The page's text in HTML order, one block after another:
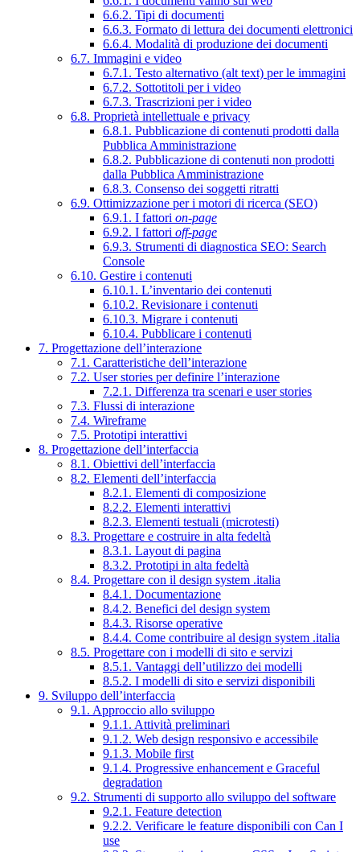
6.6.2. Tipi di documenti
6.6.3. Formato di lettura dei documenti elettronici
6.6.4. Modalità di produzione dei documenti
6.7. Immagini e video
6.7.1. Testo alternativo (alt text) per le immagini
6.7.2. Sottotitoli per i video
6.7.3. Trascrizioni per i video
6.8. Proprietà intellettuale e privacy
6.8.1. Pubblicazione di contenuti prodotti dalla
Pubblica Amministrazione
6.8.2. Pubblicazione di contenuti non prodotti
dalla Pubblica Amministrazione
6.8.3. Consenso dei soggetti ritratti
6.9. Ottimizzazione per i motori di ricerca (SEO)
6.9.1. I fattori on-page
6.9.2. I fattori off-page
6.9.3. Strumenti di diagnostica SEO: Search
Console
6.10. Gestire i contenuti
6.10.1. L’inventario dei contenuti
6.10.2. Revisionare i contenuti
6.10.3. Migrare i contenuti
6.10.4. Pubblicare i contenuti
7. Progettazione dell’interazione
7.1. Caratteristiche dell’interazione
7.2. User stories per definire l’interazione
7.2.1. Differenza tra scenari e user stories
7.3. Flussi di interazione
7.4. Wireframe
7.5. Prototipi interattivi
8. Progettazione dell’interfaccia
8.1. Obiettivi dell’interfaccia
8.2. Elementi dell’interfaccia
8.2.1. Elementi di composizione
8.2.2. Elementi interattivi
8.2.3. Elementi testuali (microtesti)
8.3. Progettare e costruire in alta fedeltà
8.3.1. Layout di pagina
8.3.2. Prototipi in alta fedeltà
8.4. Progettare con il design system .italia
8.4.1. Documentazione
8.4.2. Benefici del design system
8.4.3. Risorse operative
8.4.4. Come contribuire al design system .italia
8.5. Progettare con i modelli di sito e servizi
8.5.1. Vantaggi dell’utilizzo dei modelli
8.5.2. I modelli di sito e servizi disponibili
9. Sviluppo dell’interfaccia
9.1. Approccio allo sviluppo
9.1.1. Attività preliminari
9.1.2. Web design responsivo e accessibile
9.1.3. Mobile first
9.1.4. Progressive enhancement e Graceful
degradation
9.2. Strumenti di supporto allo sviluppo del software
9.2.1. Feature detection
9.2.2. Verificare le feature disponibili con Can I
use